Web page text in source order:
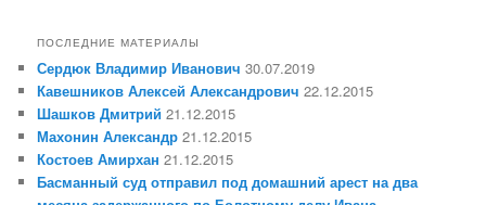
ПОСЛЕДНИЕ МАТЕРИАЛЫ
Сердюк Владимир Иванович 30.07.2019
Кавешников Алексей Александрович 22.12.2015
Шашков Дмитрий 21.12.2015
Махонин Александр 21.12.2015
Костоев Амирхан 21.12.2015
Басманный суд отправил под домашний арест на два